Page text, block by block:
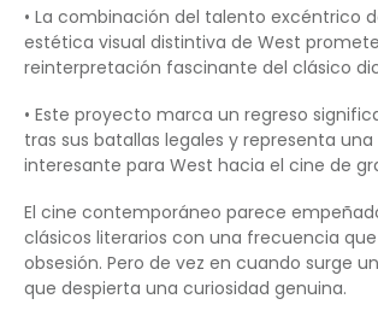
• La combinación del talento excéntrico
estética visual distintiva de West
reinterpretación fascinante del clásico
• Este proyecto marca un regreso
tras sus batallas legales y representa
interesante para West hacia el cine de
El cine contemporáneo parece
clásicos literarios con una frecuencia
obsesión. Pero de vez en cuando surge
que despierta una curiosidad genuina.